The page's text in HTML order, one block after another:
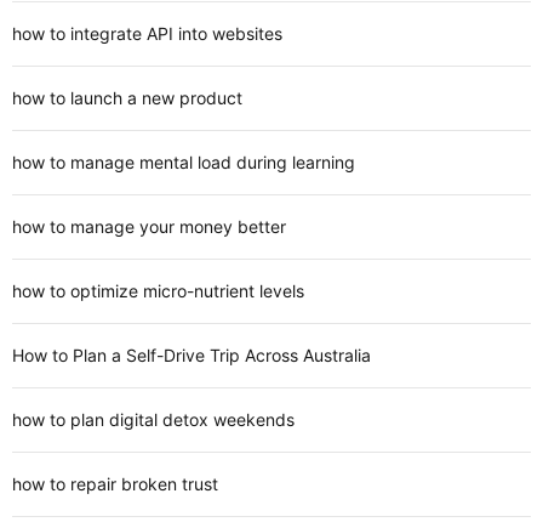
how to integrate API into websites
how to launch a new product
how to manage mental load during learning
how to manage your money better
how to optimize micro-nutrient levels
How to Plan a Self-Drive Trip Across Australia
how to plan digital detox weekends
how to repair broken trust